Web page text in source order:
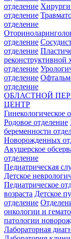
отделение
отделение
отделение
отделение
отделение
реконструктивной
отделение
отделение
отделение
ОБЛАСТНОЙ
ЦЕНТР
Гинекологическое
Родовое отделение
беременности
Новорожденных
Акушерское
отделение
Педиатрическая
Детское
Педиатрическое
возраста Детское
отделение
онкологии и
патологии
Лабораторная